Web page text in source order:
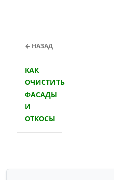
← НАЗАД
КАК
ОЧИСТИТЬ
ФАСАДЫ
И
ОТКОСЫ